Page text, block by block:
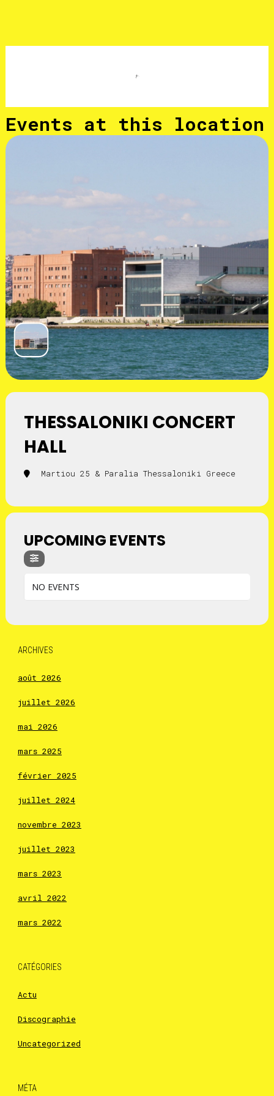
Events at this location
THESSALONIKI CONCERT
HALL
Martiou 25 & Paralia Thessaloniki Greece
UPCOMING EVENTS
NO EVENTS
ARCHIVES
août 2026
juillet 2026
mai 2026
mars 2025
février 2025
juillet 2024
novembre 2023
juillet 2023
mars 2023
avril 2022
mars 2022
CATÉGORIES
Actu
Discographie
Uncategorized
MÉTA